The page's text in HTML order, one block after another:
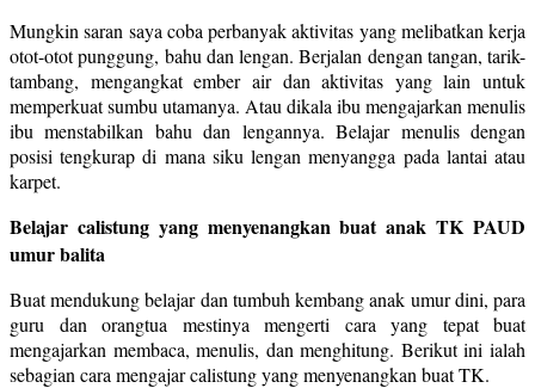
Mungkin saran saya coba perbanyak aktivitas yang melibatkan kerja
otot-otot punggung, bahu dan lengan. Berjalan dengan tangan, tarik-
tambang, mengangkat ember air dan aktivitas yang lain untuk
memperkuat sumbu utamanya. Atau dikala ibu mengajarkan menulis
ibu menstabilkan bahu dan lengannya. Belajar menulis dengan
posisi tengkurap di mana siku lengan menyangga pada lantai atau
karpet.
Belajar calistung yang menyenangkan buat anak TK PAUD
umur balita
Buat mendukung belajar dan tumbuh kembang anak umur dini, para
guru dan orangtua mestinya mengerti cara yang tepat buat
mengajarkan membaca, menulis, dan menghitung. Berikut ini ialah
sebagian cara mengajar calistung yang menyenangkan buat TK.